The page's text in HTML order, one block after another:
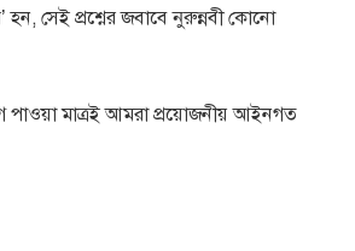
সেই প্রশ্নের জবাবে নুরুন্নবী কোনো
মাত্রই আমরা প্রয়োজনীয় আইনগত